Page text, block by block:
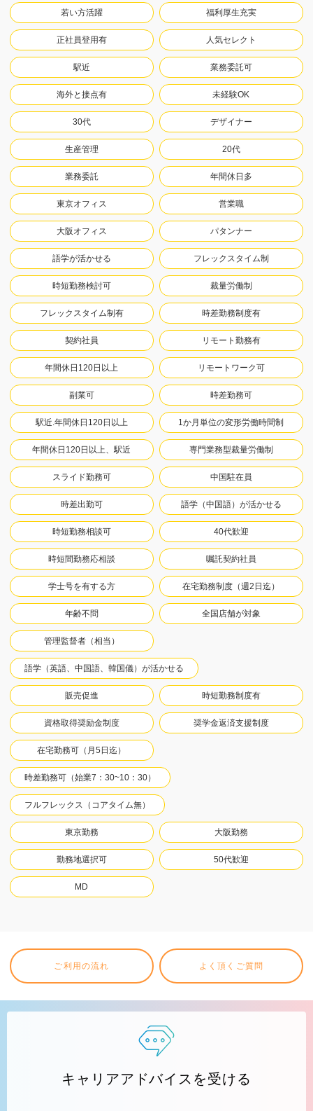
若い方活躍 福利厚生充実
正社員登用有 人気セレクト
駅近 業務委託可
海外と接点有 未経験OK
30代 デザイナー
生産管理 20代
業務委託 年間休日多
東京オフィス 営業職
大阪オフィス パタンナー
語学が活かせる フレックスタイム制
時短勤務検討可 裁量労働制
フレックスタイム制有 時差勤務制度有
契約社員 リモート勤務有
年間休日120日以上 リモートワーク可
副業可 時差勤務可
駅近.年間休日120日以上 1か月単位の変形労働時間制
年間休日120日以上、駅近 専門業務型裁量労働制
スライド勤務可 中国駐在員
時差出勤可 語学（中国語）が活かせる
時短勤務相談可 40代歓迎
時短間勤務応相談 嘱託契約社員
学士号を有する方 在宅勤務制度（週2日迄）
年齢不問 全国店舗が対象
管理監督者（相当）
語学（英語、中国語、韓国儀）が活かせる
販売促進 時短勤務制度有
資格取得奨励金制度 奨学金返済支援制度
在宅勤務可（月5日迄）
時差勤務可（始業7：30~10：30）
フルフレックス（コアタイム無）
東京勤務 大阪勤務
勤務地選択可 50代歓迎
MD
ご利用の流れ よく頂くご質問
キャリアアドバイスを受ける